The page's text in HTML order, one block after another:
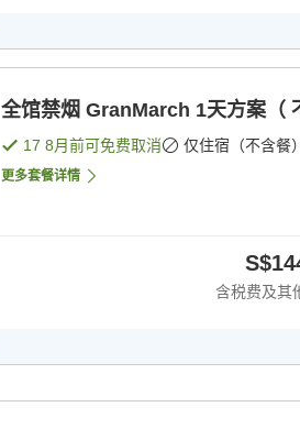
全馆禁烟 GranMarch 1天方案（
17 8月前可免费取消 仅住宿（不含餐）
更多套餐详情
含税费及其